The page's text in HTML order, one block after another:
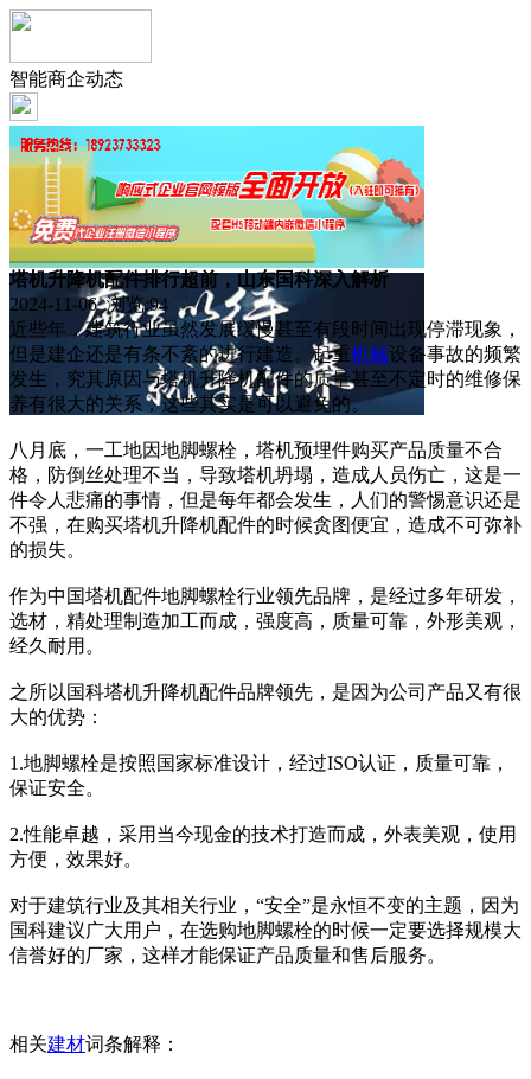
智能商企动态
塔机升降机配件排行超前，山东国科深入解析
2024-11-06 浏览:94
近些年，建筑行业虽然发展缓慢甚至有段时间出现停滞现象，
但是建企还是有条不紊的进行建造。起重机械设备事故的频繁
发生，究其原因与塔机升降机配件的质量甚至不定时的维修保
养有很大的关系，这些其实是可以避免的。
八月底，一工地因地脚螺栓，塔机预埋件购买产品质量不合
格，防倒丝处理不当，导致塔机坍塌，造成人员伤亡，这是一
件令人悲痛的事情，但是每年都会发生，人们的警惕意识还是
不强，在购买塔机升降机配件的时候贪图便宜，造成不可弥补
的损失。
作为中国塔机配件地脚螺栓行业领先品牌，是经过多年研发，
选材，精处理制造加工而成，强度高，质量可靠，外形美观，
经久耐用。
之所以国科塔机升降机配件品牌领先，是因为公司产品又有很
大的优势：
1.地脚螺栓是按照国家标准设计，经过ISO认证，质量可靠，
保证安全。
2.性能卓越，采用当今现金的技术打造而成，外表美观，使用
方便，效果好。
对于建筑行业及其相关行业，“安全”是永恒不变的主题，因为
国科建议广大用户，在选购地脚螺栓的时候一定要选择规模大
信誉好的厂家，这样才能保证产品质量和售后服务。
相关建材词条解释：